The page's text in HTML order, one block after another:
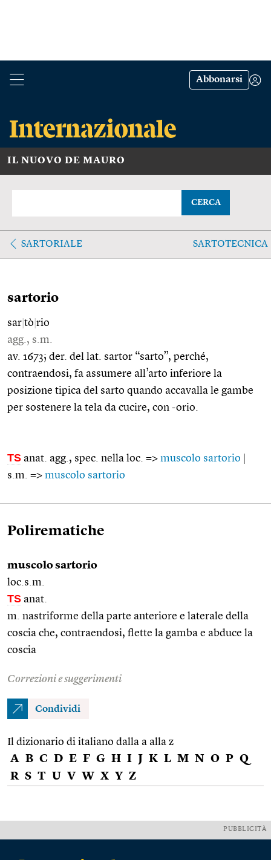
Abbonarsi
IL NUOVO DE MAURO
CERCA
SARTORIALE SARTOTECNICA
sartorio
sar tò rio
agg., s.m.
av. 1673; der. del lat. sartor “sarto”, perché,
contraendosi, fa assumere all’arto inferiore la
posizione tipica del sarto quando accavalla le gambe
per sostenere la tela da cucire, con -orio.
TS anat. agg., spec. nella loc. => muscolo sartorio
s.m. => muscolo sartorio
Polirematiche
muscolo sartorio
loc.s.m.
TS anat.
m. nastriforme della parte anteriore e laterale della
coscia che, contraendosi, flette la gamba e abduce la
coscia
Correzioni e suggerimenti
Condividi
Il dizionario di italiano dalla a alla z
A B C D E F G H I J K L M N O P Q
R S T U V W X Y Z
PUBBLICITÀ